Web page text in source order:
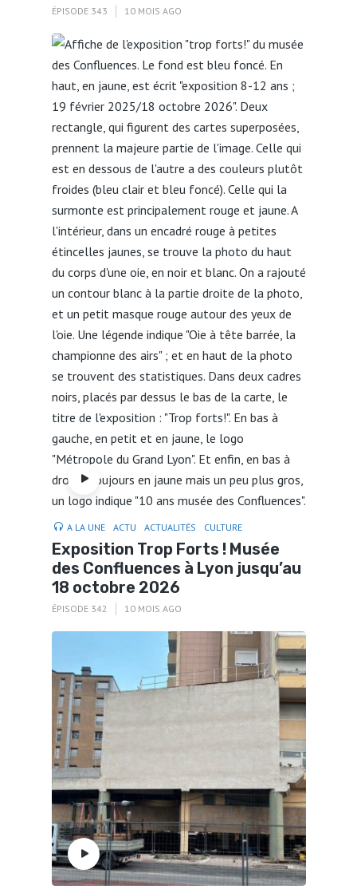
ÉPISODE 343 10 MOIS AGO
A LA UNE ACTU ACTUALITÉS CULTURE
Exposition Trop Forts ! Musée
des Confluences à Lyon jusqu’au
18 octobre 2026
ÉPISODE 342 10 MOIS AGO